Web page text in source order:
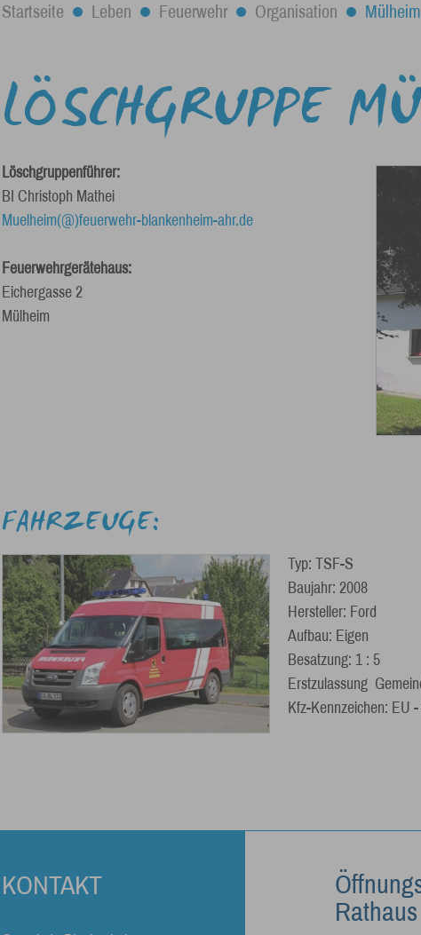
Startseite Leben Feuerwehr Organisation Mülheim
LÖSCHGRUPPE
Löschgruppenführer:
BI Christoph Mathei
Muelheim(@)feuerwehr-blankenheim-ahr.de
Feuerwehrgerätehaus:
Eichergasse 2
Mülheim
FAHRZEUGE:
Typ: TSF-S
Baujahr: 2008
Hersteller: Ford
Aufbau: Eigen
Besatzung: 1 : 5
Erstzulassung
Kfz-Kennzeichen: EU
KONTAKT
Rathaus